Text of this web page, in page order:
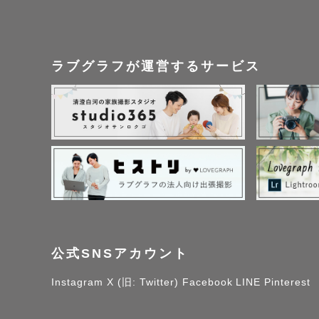
ラブグラフが運営するサービス
公式SNSアカウント
Instagram X (旧: Twitter) Facebook LINE Pinterest